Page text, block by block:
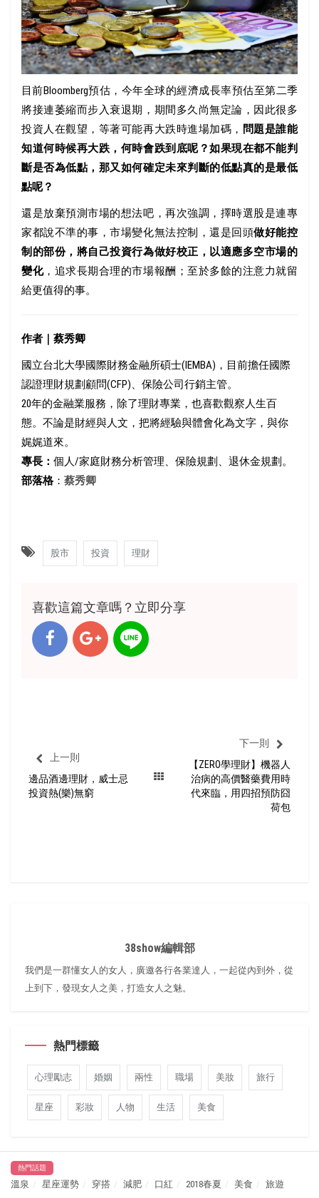
目前Bloomberg預估，今年全球的經濟成長率預估至第二季
將接連萎縮而步入衰退期，期間多久尚無定論，因此很多
投資人在觀望，等著可能再大跌時進場加碼， 問題是誰能
知道何時候再大跌，何時會跌到底呢？如果現在都不能判
斷是否為低點，那又如何確定未來判斷的低點真的是最低
點呢？
還是放棄預測市場的想法吧，再次強調，擇時選股是連專
家都說不準的事，市場變化無法控制，還是回頭做好能控
制的部份，將自己投資行為做好校正，以適應多空市場的
變化，追求長期合理的市場報酬；至於多餘的注意力就留
給更值得的事。
作者｜蔡秀卿
國立台北大學國際財務金融所碩士(IEMBA)，目前擔任國際
認證理財規劃顧問(CFP)、保險公司行銷主管。
20年的金融業服務，除了理財專業，也喜歡觀察人生百
態。不論是財經與人文，把將經驗與體會化為文字，與你
娓娓道來。
專長： 個人/家庭財務分析管理、保險規劃、退休金規劃。
部落格： 蔡秀卿
股市 投資 理財
喜歡這篇文章嗎？立即分享
上一則
邊品酒邊理財，威士忌
投資熱(樂)無窮
下一則
【ZERO學理財】機器人
治病的高價醫藥費用時
代來臨，用四招預防囧
荷包
38show編輯部
我們是一群懂女人的女人，廣邀各行各業達人，一起從內到外，從
上到下，發現女人之美，打造女人之魅。
熱門標籤
心理勵志 婚姻 兩性 職場 美妝 旅行
星座 彩妝 人物 生活 美食
熱門話題
溫泉 星座運勢 穿搭 減肥 口紅 2018春夏 美食 旅遊